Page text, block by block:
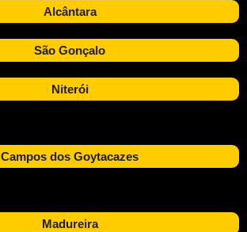
Alcântara
São Gonçalo
Niterói
Campos dos Goytacazes
Madureira